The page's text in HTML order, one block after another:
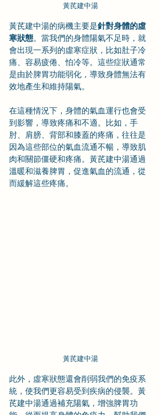
黃芪建中湯
黃芪建中湯的病機主要是針對身體的虛
寒狀態。當我們的身體陽氣不足時，就
會出現一系列的虛寒症狀，比如肚子冷
痛、容易疲倦、怕冷等。這些症狀通常
是由於脾胃功能弱化，導致身體無法有
效地產生和維持陽氣。
在這種情況下，身體的氣血運行也會受
到影響，導致疼痛和不適。比如，手
肘、肩膀、背部和膝蓋的疼痛，往往是
因為這些部位的氣血流通不暢，導致肌
肉和關節僵硬和疼痛。黃芪建中湯通過
溫暖和滋養脾胃，促進氣血的流通，從
而緩解這些疼痛。
黃芪建中湯
此外，虛寒狀態還會削弱我們的免疫系
統，使我們更容易受到疾病的侵襲。黃
芪建中湯通過補充陽氣，增強脾胃功